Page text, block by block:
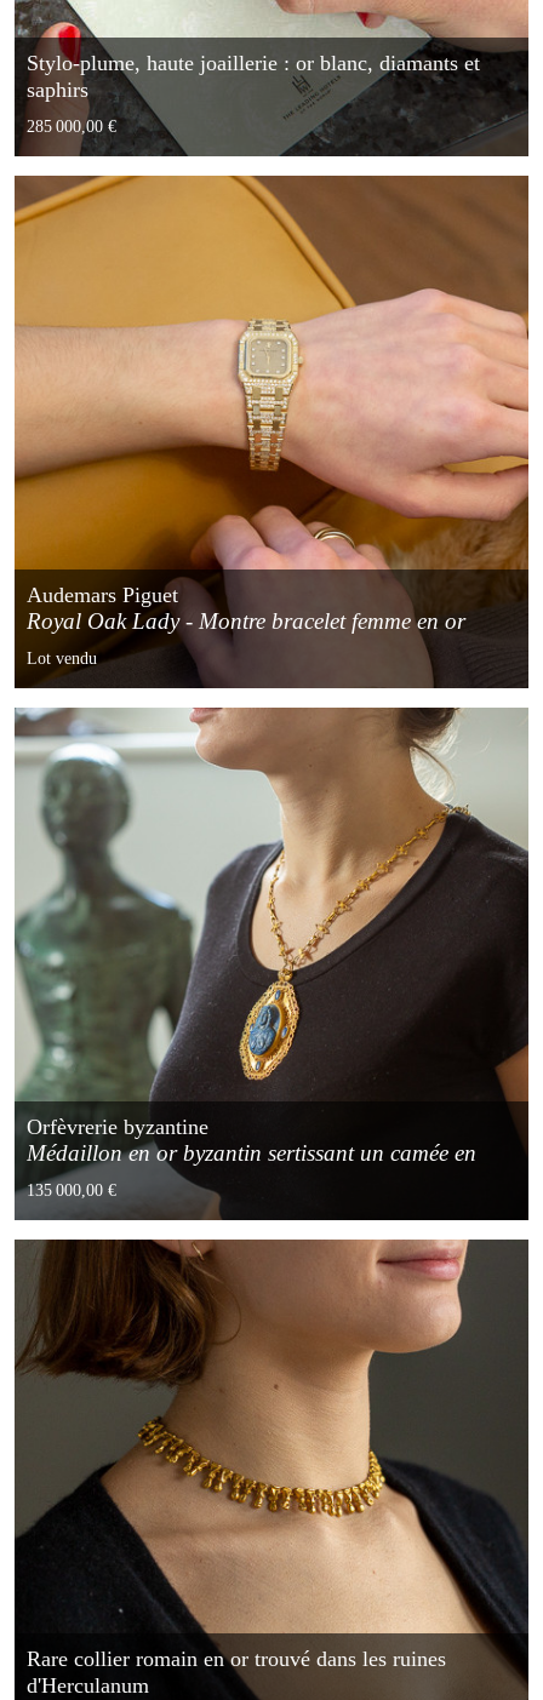
Stylo-plume, haute joaillerie : or blanc, diamants et
saphirs
285 000,00 €
Audemars Piguet
Royal Oak Lady - Montre bracelet femme en or
jaune 18 carats avec bracelet serti de diamants
Lot vendu
Orfèvrerie byzantine
Médaillon en or byzantin sertissant un camée en
lapis-lazuli du 11ème siècle
135 000,00 €
Rare collier romain en or trouvé dans les ruines
d'Herculanum